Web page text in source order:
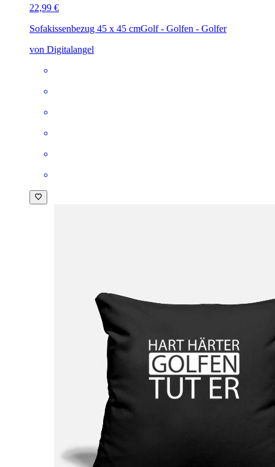
22,99 €
Sofakissenbezug 45 x 45 cmGolf - Golfen - Golfer
von Digitalangel